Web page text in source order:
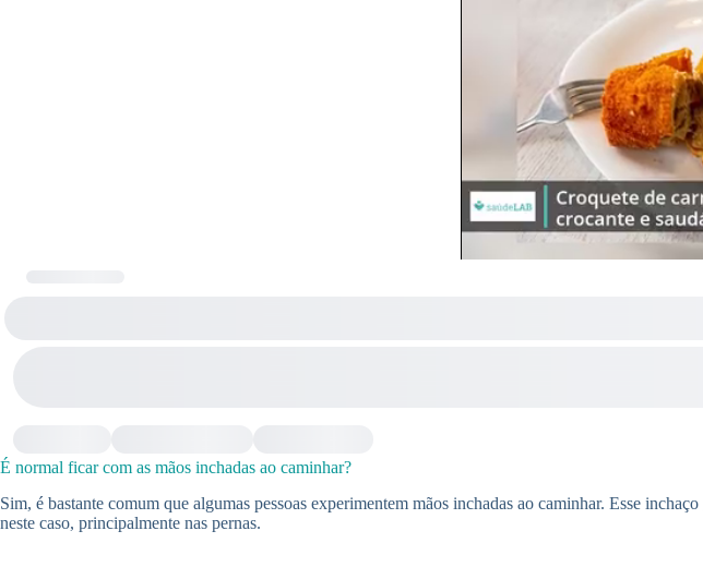
É normal ficar com as mãos inchadas ao caminhar?
Sim, é bastante comum que algumas pessoas experimentem mãos inchadas ao caminhar. Esse
neste caso, principalmente nas pernas.